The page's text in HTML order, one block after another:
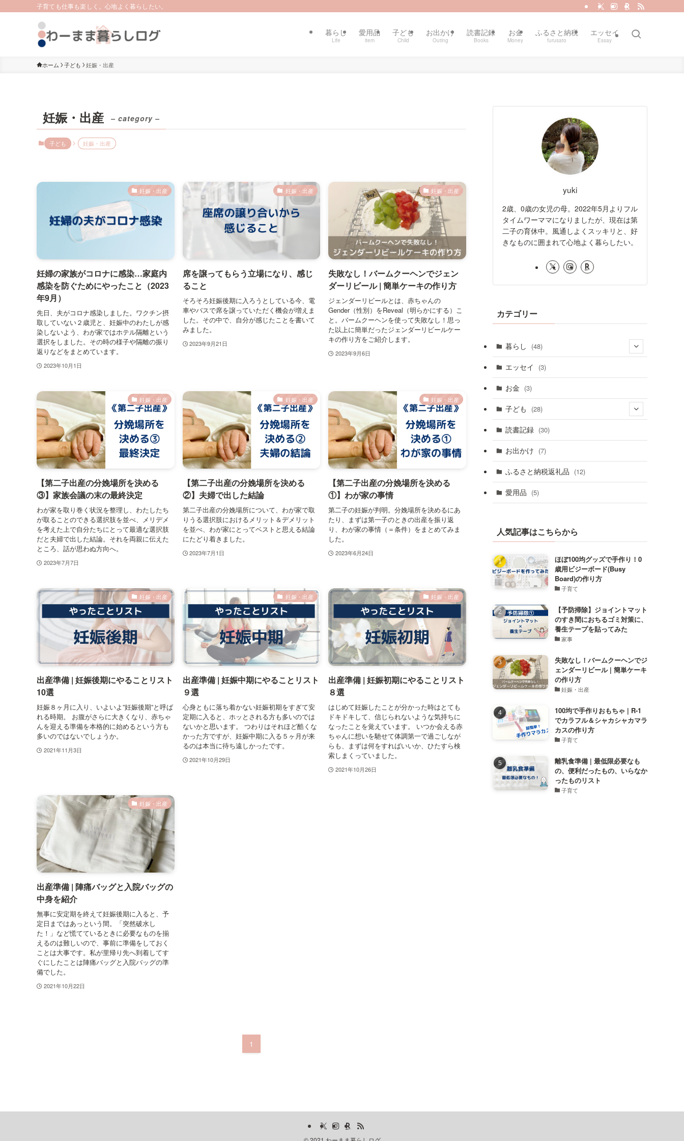
子育ても仕事も楽しく。心地よく暮らしたい。
暮らし
Life
愛用品
item
子ども
Child
お出かけ
Outing
読書記録
Books
お金
Money
ふるさと納税
furusato
エッセイ
Essay
ホーム 子ども 妊娠・出産
妊娠・出産 – category –
子ども 妊娠・出産
妊娠・出産
妊婦の家族がコロナに感染…家庭内
感染を防ぐためにやったこと（2023
年9月）
先日、夫がコロナ感染しました。ワクチン摂
取していない２歳児と、妊娠中のわたしが感
染しないよう、わが家ではホテル隔離という
選択をしました。その時の様子や隔離の振り
返りなどをまとめています。
2023年10月1日
妊娠・出産
席を譲ってもらう立場になり、感じ
ること
そろそろ妊娠後期に入ろうとしている今、電
車やバスで席を譲っていただく機会が増えま
した。その中で、自分が感じたことを書いて
みました。
2023年9月21日
妊娠・出産
失敗なし！バームクーヘンでジェン
ダーリビール | 簡単ケーキの作り方
ジェンダーリビールとは、赤ちゃんの
Gender（性別）をReveal（明らかにする）こ
と。バームクーヘンを使って失敗なし！思っ
た以上に簡単だったジェンダーリビールケー
キの作り方をご紹介します。
2023年9月6日
妊娠・出産
【第二子出産の分娩場所を決める
③】家族会議の末の最終決定
わが家を取り巻く状況を整理し、わたしたち
が取ることのできる選択肢を並べ、メリデメ
を考えた上で自分たちにとって最適な選択肢
だと夫婦で出した結論。それを両親に伝えた
ところ、話が思わぬ方向へ。
2023年7月7日
妊娠・出産
【第二子出産の分娩場所を決める
②】夫婦で出した結論
第二子出産の分娩場所について、わが家で取
りうる選択肢におけるメリット＆デメリット
を並べ、わが家にとってベストと思える結論
にたどり着きました。
2023年7月1日
妊娠・出産
【第二子出産の分娩場所を決める
①】わが家の事情
第二子の妊娠が判明。分娩場所を決めるにあ
たり、まずは第一子のときの出産を振り返
り、わが家の事情（＝条件）をまとめてみま
した。
2023年6月24日
妊娠・出産
出産準備 | 妊娠後期にやることリスト
10選
妊娠８ヶ月に入り、いよいよ”妊娠後期”と呼ば
れる時期。 お腹がさらに大きくなり、赤ちゃ
んを迎える準備を本格的に始めるという方も
多いのではないでしょうか。
2021年11月3日
妊娠・出産
出産準備 | 妊娠中期にやることリスト
９選
心身ともに落ち着かない妊娠初期をすぎて安
定期に入ると、ホッとされる方も多いのでは
ないかと思います。 つわりはそれほど酷くな
かった方ですが、妊娠中期に入る５ヶ月が来
るのは本当に待ち遠しかったです。
2021年10月29日
妊娠・出産
出産準備 | 妊娠初期にやることリスト
８選
はじめて妊娠したことが分かった時はとても
ドキドキして、信じられないような気持ちに
なったことを覚えています。 いつか会える赤
ちゃんに想いを馳せて体調第一で過ごしなが
らも、まずは何をすればいいか、ひたすら検
索しまくっていました。
2021年10月26日
妊娠・出産
出産準備 | 陣痛バッグと入院バッグの
中身を紹介
無事に安定期を終えて妊娠後期に入ると、予
定日まではあっという間。「突然破水し
た！」など慌てているときに必要なものを揃
えるのは難しいので、事前に準備をしておく
ことは大事です。私が里帰り先へ到着してす
ぐにしたことは陣痛バッグと入院バッグの準
備でした。
2021年10月22日
1
yuki
2歳、0歳の女児の母。2022年5月よりフル
タイムワーママになりましたが、現在は第
二子の育休中。風通しよくスッキリと、好
きなものに囲まれて心地よく暮らしたい。
カテゴリー
暮らし (48)
(9)
(32)
(7)
エッセイ (3)
お金 (3)
子ども (28)
(10)
(18)
読書記録 (30)
お出かけ (7)
ふるさと納税返礼品 (12)
愛用品 (5)
人気記事はこちらから
ほぼ100均グッズで手作り！0
歳用ビジーボード(Busy
Board)の作り方
子育て
【予防掃除】ジョイントマット
のすき間におちるゴミ対策に、
養生テープを貼ってみた
家事
失敗なし！バームクーヘンでジ
ェンダーリビール | 簡単ケーキ
の作り方
妊娠・出産
100均で手作りおもちゃ | R-1
でカラフル＆シャカシャカマラ
カスの作り方
子育て
離乳食準備 | 最低限必要なも
の、便利だったもの、いらなか
ったものリスト
子育て